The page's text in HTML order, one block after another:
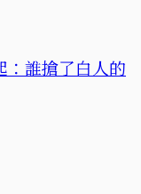
：誰搶了白人的